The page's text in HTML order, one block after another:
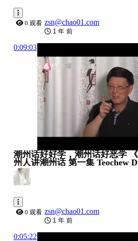
0 观看 zsn@chao01.com
1 年 前
0:09:03
潮州话好好学，潮州话好恶学
州人讲潮州话 第一集
0 观看 zsn@chao01.com
1 年 前
0:05:22